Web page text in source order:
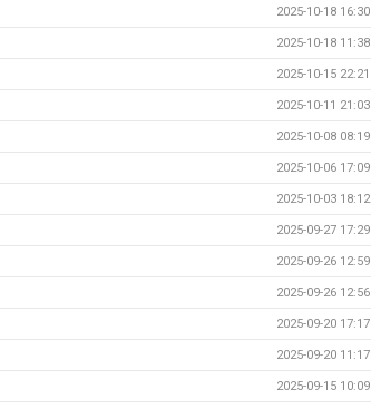
2025-10-18 16:30
2025-10-18 11:38
2025-10-15 22:21
2025-10-11 21:03
2025-10-08 08:19
2025-10-06 17:09
2025-10-03 18:12
2025-09-27 17:29
2025-09-26 12:59
2025-09-26 12:56
2025-09-20 17:17
2025-09-20 11:17
2025-09-15 10:09